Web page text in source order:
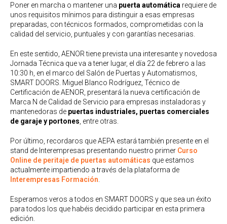
Poner en marcha o mantener una puerta automática requiere de
unos requisitos mínimos para distinguir a esas empresas
preparadas, con técnicos formados, comprometidas con la
calidad del servicio, puntuales y con garantías necesarias.
En este sentido, AENOR tiene prevista una interesante y novedosa
Jornada Técnica que va a tener lugar, el día 22 de febrero a las
10:30 h, en el marco del Salón de Puertas y Automatismos,
SMART DOORS. Miguel Blanco Rodríguez, Técnico de
Certificación de AENOR, presentará la nueva certificación de
Marca N de Calidad de Servicio para empresas instaladoras y
mantenedoras de puertas industriales, puertas comerciales
de garaje y portones , entre otras.
Por último, recordaros que AEPA estará también presente en el
stand de Interempresas presentando nuestro primer Curso
Online de peritaje de puertas automáticas que estamos
actualmente impartiendo a través de la plataforma de
Interempresas Formación
Esperamos veros a todos en SMART DOORS y que sea un éxito
para todos los que habéis decidido participar en esta primera
edición.